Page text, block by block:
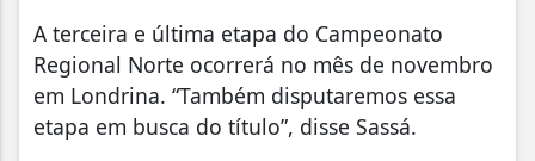
A terceira e última etapa do Campeonato
Regional Norte ocorrerá no mês de novembro
em Londrina. “Também disputaremos essa
etapa em busca do título”, disse Sassá.